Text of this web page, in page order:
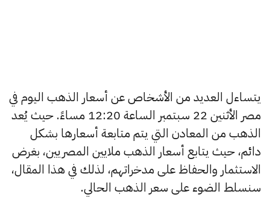
يتساءل العديد من الأشخاص عن أسعار الذهب اليوم في
مصر الأثنين 22 سبتمبر الساعة 12:20 مساءً. حيث يُعد
الذهب من المعادن التي يتم متابعة أسعارها بشكل
دائم، حيث يتابع أسعار الذهب ملايين المصريين، بغرض
الاستثمار والحفاظ على مدخراتهم، لذلك في هذا المقال،
سنسلط الضوء على سعر الذهب الحالي.